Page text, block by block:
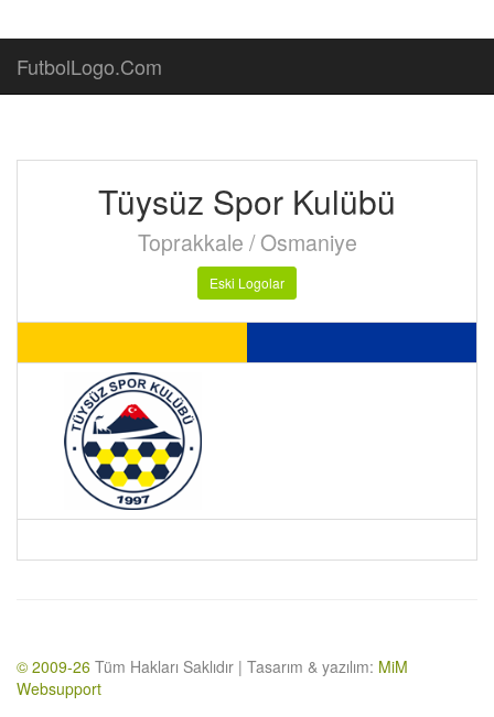
FutbolLogo.Com
Tüysüz Spor Kulübü
Toprakkale / Osmaniye
Eski Logolar
© 2009-26 Tüm Hakları Saklıdır | Tasarım & yazılım: MiM
Websupport